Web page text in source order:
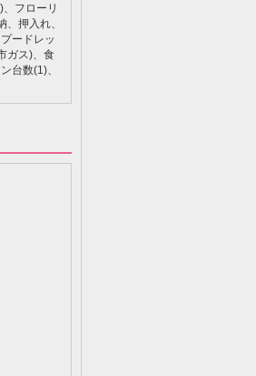
フローリ
押入れ、
ードレッ
ガス)、食
台数(1)、